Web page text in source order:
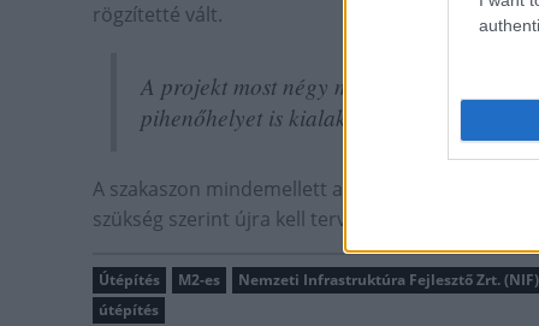
rögzítetté vált.
A projekt most négy meglévő különszintű
pihenőhelyet is kialakítanak.
A szakaszon mindemellett a zajárnyékolás
szükség szerint újra kell terveznie.
Útépítés M2-es Nemzeti Infrastruktúra Fejlesztő Zrt. (NIF)
útépítés